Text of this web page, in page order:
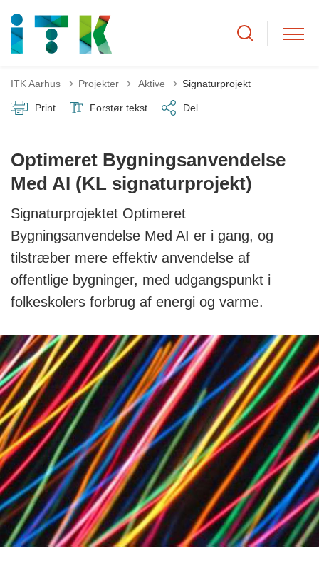
ITK Aarhus Projekter Tilbage til
Aktive Signaturprojekt
Print Forstør tekst Del
Optimeret Bygningsanvendelse
Med AI (KL signaturprojekt)
Signaturprojektet Optimeret
Bygningsanvendelse Med AI er i gang, og
tilstræber mere effektiv anvendelse af
offentlige bygninger, med udgangspunkt i
folkeskolers forbrug af energi og varme.